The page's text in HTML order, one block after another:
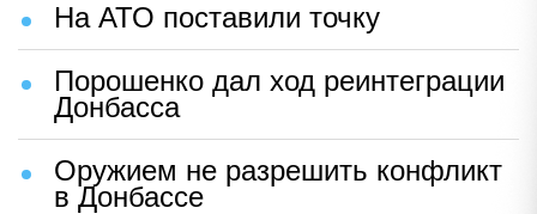
На АТО поставили точку
Порошенко дал ход реинтеграции
Донбасса
Оружием не разрешить конфликт
в Донбассе